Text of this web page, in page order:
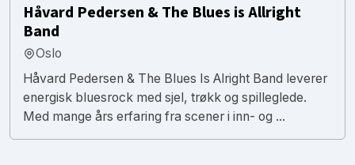
Håvard Pedersen & The Blues is Allright
Band
Oslo
Håvard Pedersen & The Blues Is Alright Band leverer
energisk bluesrock med sjel, trøkk og spilleglede.
Med mange års erfaring fra scener i inn- og ...